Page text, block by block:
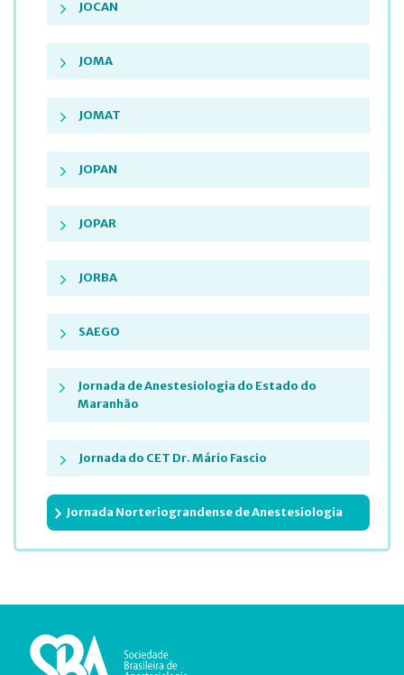
JOCAN
JOMA
JOMAT
JOPAN
JOPAR
JORBA
SAEGO
Jornada de Anestesiologia do Estado do
Maranhão
Jornada do CET Dr. Mário Fascio
Jornada Norteriograndense de Anestesiologia